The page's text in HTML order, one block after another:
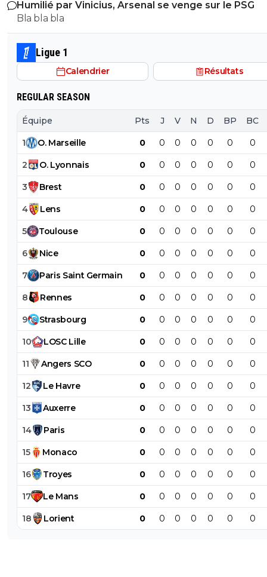
avec , une équipe régulière ça finira par payer, mais là pour
l'instant, ???
Humilié par Vinicius, Arsenal se venge sur le PSG
Bla bla bla
Ligue 1
Calendrier Résultats
REGULAR SEASON
Équipe Pts J V N D BP BC
1 O. Marseille 0 0 0 0 0 0 0
2 O. Lyonnais 0 0 0 0 0 0 0
3 Brest 0 0 0 0 0 0 0
4 Lens 0 0 0 0 0 0 0
5 Toulouse 0 0 0 0 0 0 0
6 Nice 0 0 0 0 0 0 0
7 Paris Saint Germain 0 0 0 0 0 0 0
8 Rennes 0 0 0 0 0 0 0
9 Strasbourg 0 0 0 0 0 0 0
10 LOSC Lille 0 0 0 0 0 0 0
11 Angers SCO 0 0 0 0 0 0 0
12 Le Havre 0 0 0 0 0 0 0
13 Auxerre 0 0 0 0 0 0 0
14 Paris 0 0 0 0 0 0 0
15 Monaco 0 0 0 0 0 0 0
16 Troyes 0 0 0 0 0 0 0
17 Le Mans 0 0 0 0 0 0 0
18 Lorient 0 0 0 0 0 0 0